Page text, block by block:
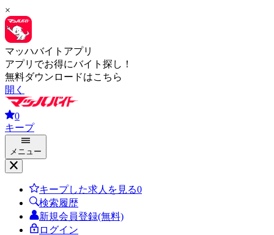
×
マッハバイトアプリ
アプリでお得にバイト探し！
無料ダウンロードはこちら
開く
0
キープ
メニュー
キープした求人を見る0
検索履歴
新規会員登録(無料)
ログイン